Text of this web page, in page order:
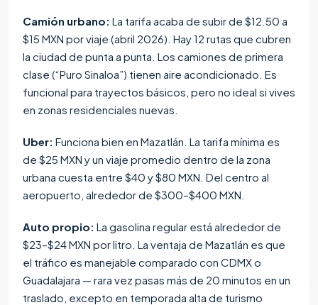
Camión urbano: La tarifa acaba de subir de $12.50 a
$15 MXN por viaje (abril 2026). Hay 12 rutas que cubren
la ciudad de punta a punta. Los camiones de primera
clase (“Puro Sinaloa”) tienen aire acondicionado. Es
funcional para trayectos básicos, pero no ideal si vives
en zonas residenciales nuevas.
Uber: Funciona bien en Mazatlán. La tarifa mínima es
de $25 MXN y un viaje promedio dentro de la zona
urbana cuesta entre $40 y $80 MXN. Del centro al
aeropuerto, alrededor de $300–$400 MXN.
Auto propio: La gasolina regular está alrededor de
$23–$24 MXN por litro. La ventaja de Mazatlán es que
el tráfico es manejable comparado con CDMX o
Guadalajara — rara vez pasas más de 20 minutos en un
traslado, excepto en temporada alta de turismo